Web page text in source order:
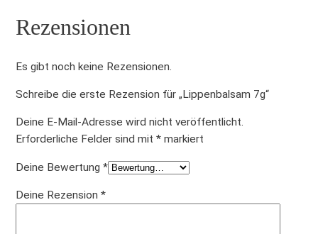
Rezensionen
Es gibt noch keine Rezensionen.
Schreibe die erste Rezension für „Lippenbalsam 7g“
Deine E-Mail-Adresse wird nicht veröffentlicht.
Erforderliche Felder sind mit * markiert
Deine Bewertung *
Deine Rezension *